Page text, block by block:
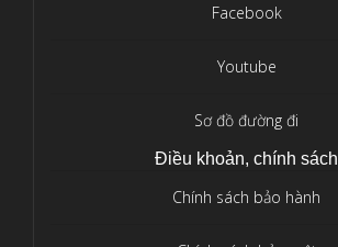
Facebook
Youtube
Sơ đồ đường đi
Điều khoản, chính sách
Chính sách bảo hành